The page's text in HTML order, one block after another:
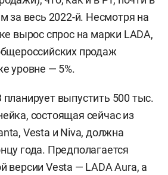
за весь 2022-й. Несмотря на
вырос спрос на марки LADA,
продаж
уровне — 5%.
выпустить 500 тыс.
состоящая сейчас из
Vesta и Niva, должна
года. Предполагается
версии Vesta — LADA Aura, а